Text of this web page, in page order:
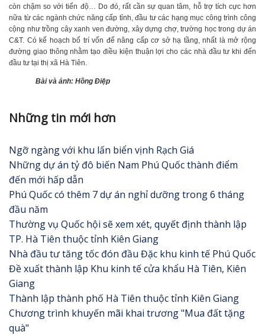
còn chậm so với tiến độ… Do đó, rất cần sự quan tâm, hỗ trợ tích cực hơn
nữa từ các ngành chức năng cấp tỉnh, đầu tư các hạng mục công trình công
cộng như trồng cây xanh ven đường, xây dựng chợ, trường học trong dự án
C&T. Có kế hoạch bố trí vốn để nâng cấp cơ sở hạ tầng, nhất là mở rộng
đường giao thông nhằm tạo điều kiện thuận lợi cho các nhà đầu tư khi đến
đầu tư tại thị xã Hà Tiên.
Bài và ảnh: Hồng Điệp
Những tin mới hơn
Ngỡ ngàng với khu lấn biển vịnh Rạch Giá
Những dự án tỷ đô biến Nam Phú Quốc thành điểm
đến mới hấp dẫn
Phú Quốc có thêm 7 dự án nghỉ dưỡng trong 6 tháng
đầu năm
Thường vụ Quốc hội sẽ xem xét, quyết định thành lập
TP. Hà Tiên thuộc tỉnh Kiên Giang
Nhà đầu tư tăng tốc đón đầu Đặc khu kinh tế Phú Quốc
Đề xuất thành lập Khu kinh tế cửa khẩu Hà Tiên, Kiên
Giang
Thành lập thành phố Hà Tiên thuộc tỉnh Kiên Giang
Chương trình khuyến mãi khai trương "Mua đất tặng
quà"